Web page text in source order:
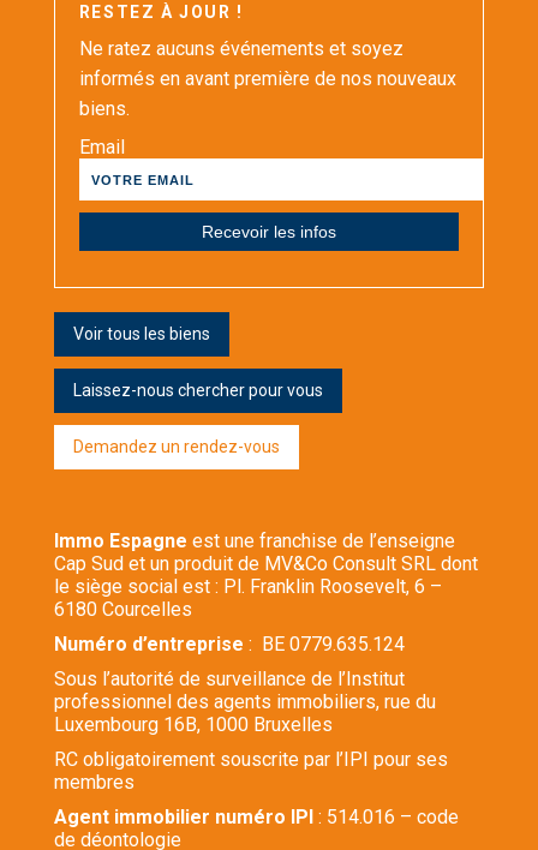
RESTEZ À JOUR !
Ne ratez aucuns événements et soyez
informés en avant première de nos nouveaux
biens.
Email
Voir tous les biens
Laissez-nous chercher pour vous
Demandez un rendez-vous
Immo Espagne est une franchise de l’enseigne
Cap Sud et un produit de MV&Co Consult SRL dont
le siège social est : Pl. Franklin Roosevelt, 6 –
6180 Courcelles
Numéro d’entreprise : BE 0779.635.124
Sous l’autorité de surveillance de l’Institut
professionnel des agents immobiliers, rue du
Luxembourg 16B, 1000 Bruxelles
RC obligatoirement souscrite par l’IPI pour ses
membres
Agent immobilier numéro IPI: 514.016 – code
de déontologie